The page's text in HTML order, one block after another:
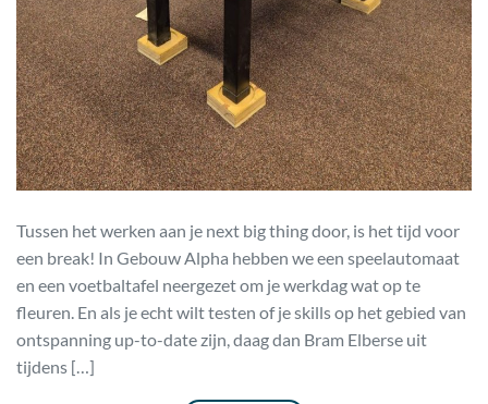
Tussen het werken aan je next big thing door, is het tijd voor
een break! In Gebouw Alpha hebben we een speelautomaat
en een voetbaltafel neergezet om je werkdag wat op te
fleuren. En als je echt wilt testen of je skills op het gebied van
ontspanning up-to-date zijn, daag dan Bram Elberse uit
tijdens […]